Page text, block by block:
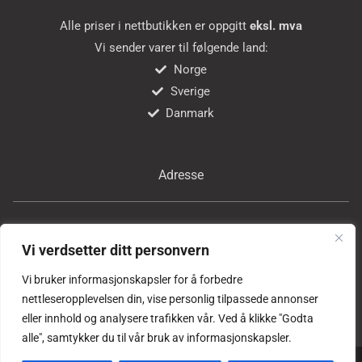
Vi verdsetter ditt personvern
Vi bruker informasjonskapsler for å forbedre
nettleseropplevelsen din, vise personlig tilpassede annonser
eller innhold og analysere trafikken vår. Ved å klikke "Godta
alle", samtykker du til vår bruk av informasjonskapsler.
Alle priser i nettbutikken er oppgitt eksl. mva
Vi sender varer til følgende land:
Norge
Sverige
Danmark
Adresse
Professor Birkelands vei 24
1081 Oslo